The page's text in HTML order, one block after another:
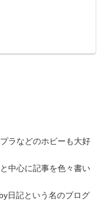
ラなどのホビーも大好
中心に記事を色々書い
日記という名のブログ